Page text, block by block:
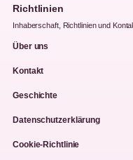
Richtlinien
Inhaberschaft, Richtlinien und
Über uns
Kontakt
Geschichte
Datenschutzerklärung
Cookie-Richtlinie